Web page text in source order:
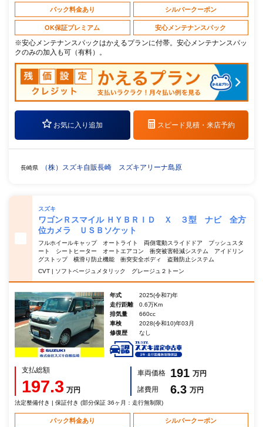
パック料金あり シルバークーポン
OK保証プレミアム 安心メンテナンスパック
※安心メンテナンスパックはかえるプランに付帯。安心メンテナンスパッ
クのみの加入も可（有料）。
お気に入り追加 スピード見積・ 来店予約
長崎県 （株）スズキ自販長崎 スズキアリーナ島原
スズキ
ワゴンＲスマイル ＨＹＢＲＩＤ Ｘ ３型 ナビ 全方
位カメラ ＵＳＢソケット
フルホイールキャップ オートライト 両側電動スライドドア プッシュスタ
ート シートヒーター オートエアコン 衝突被害軽減システム アイドリン
グストップ 横滑り防止機能 衝突安全ボディ 盗難防止システム
CVT | ソフトベージュメタリック グレージュ２トーン
年式
2025(令和7)年
走行距離
0.6万Km
排気量
660cc
車検
2028(令和10)年03月
修復歴
なし
支払総額
197.3 万円
車両価格 191 万円
諸費用
6.3 万円
法定整備付き | 保証付き (部分保証 36ヶ月：走行無制限)
パック料金あり シルバークーポン